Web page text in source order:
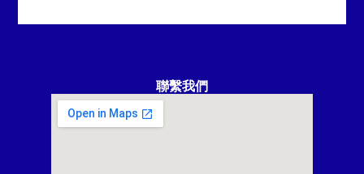
聯繫我們